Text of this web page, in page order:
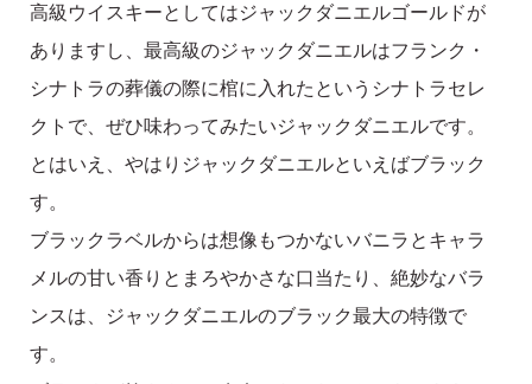
高級ウイスキーとしてはジャックダニエルゴールドが
ありますし、最高級のジャックダニエルはフランク・
シナトラの葬儀の際に棺に入れたというシナトラセレ
クトで、ぜひ味わってみたいジャックダニエルです。
とはいえ、やはりジャックダニエルといえばブラック
す。
ブラックラベルからは想像もつかないバニラとキャラ
メルの甘い香りとまろやかさな口当たり、絶妙なバラ
ンスは、ジャックダニエルのブラック最大の特徴で
す。